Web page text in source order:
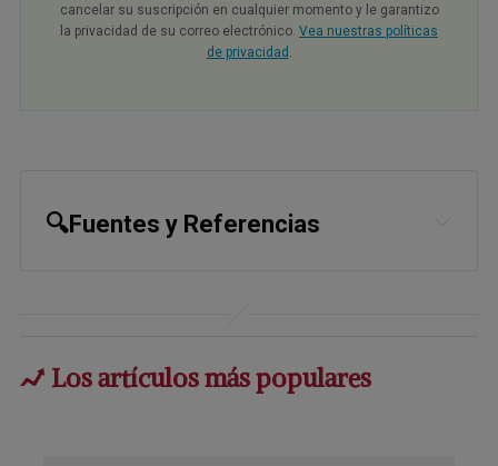
cancelar su suscripción en cualquier momento y le garantizo
la privacidad de su correo electrónico. Vea nuestras políticas
de privacidad
🔍Fuentes y Referencias
Los artículos más populares